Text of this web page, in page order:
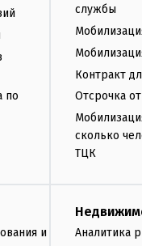
по
службы
Контракт
Отсрочка
сколько
ТЦК
и
Аналитика